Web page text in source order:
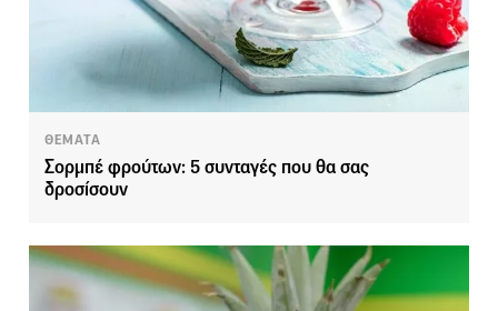
ΘΕΜΑΤΑ
Σορμπέ φρούτων: 5 συνταγές που θα σας
δροσίσουν